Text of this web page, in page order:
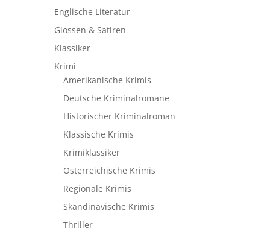
Englische Literatur
Glossen & Satiren
Klassiker
Krimi
Amerikanische Krimis
Deutsche Kriminalromane
Historischer Kriminalroman
Klassische Krimis
Krimiklassiker
Österreichische Krimis
Regionale Krimis
Skandinavische Krimis
Thriller